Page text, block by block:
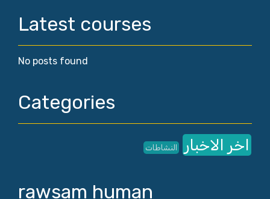
Latest courses
No posts found
Categories
اخر الاخبار النشاطات
rawsam human